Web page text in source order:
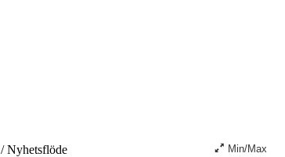
/Nyhetsflöde Min/Max